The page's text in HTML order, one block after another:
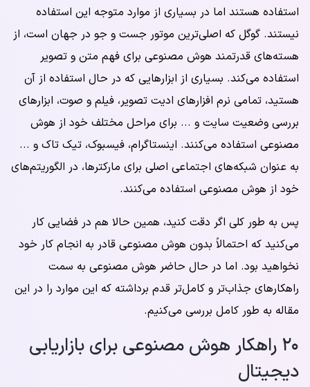
استفاده هستند اما در بسیاری از موارد متوجه این استفاده
نیستند. گوگل که اصلی‌ترین موتور جست و جو در جهان است، از
هسته‌های قدرتمند هوش مصنوعی برای فهم متن و تصویر
استفاده می‌کند. بسیاری از ابزارهایی که در حال استفاده از آن
هستید، تمامی نرم افزارهای ادیت تصویر، فیلم و صوت، ابزارهای
بررسی وضعیت سایت و ... برای مراحل مختلف خود از هوش
مصنوعی استفاده می‌کنند. اینستاگرام، فیسبوک، تیک تاک و ...
به عنوان شبکه‌های اجتماعی اصلی برای مارکترها، در الگوریتم‌های
خود از هوش مصنوعی استفاده می‌کنند.
پس به طور کلی اگر دقت کنید، همین حالا هم در فضایی کار
می‌کنید که احتمالاً بدون هوش مصنوعی قادر به انجام کار خود
نخواهید بود. اما در حال حاضر هوش مصنوعی به سمت
راهکارهای جذاب‌تر و کامل‌تر قدم برداشته که این موارد را در این
مقاله به طور کامل بررسی می‌کنیم.
۲۰ راهکار هوش مصنوعی برای بازاریابی
دیجیتال